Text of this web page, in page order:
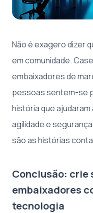
Não é exagero dizer
em comunidade.
embaixadores de
pessoas sentem-se
história que
agilidade e
são as histórias
Conclusão: crie
embaixadores
tecnologia